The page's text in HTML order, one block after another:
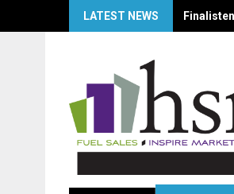
LATEST NEWS